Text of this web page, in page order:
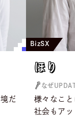
だ
BizSX
ほり
ほり
なぜ
様々なこと
社会もア